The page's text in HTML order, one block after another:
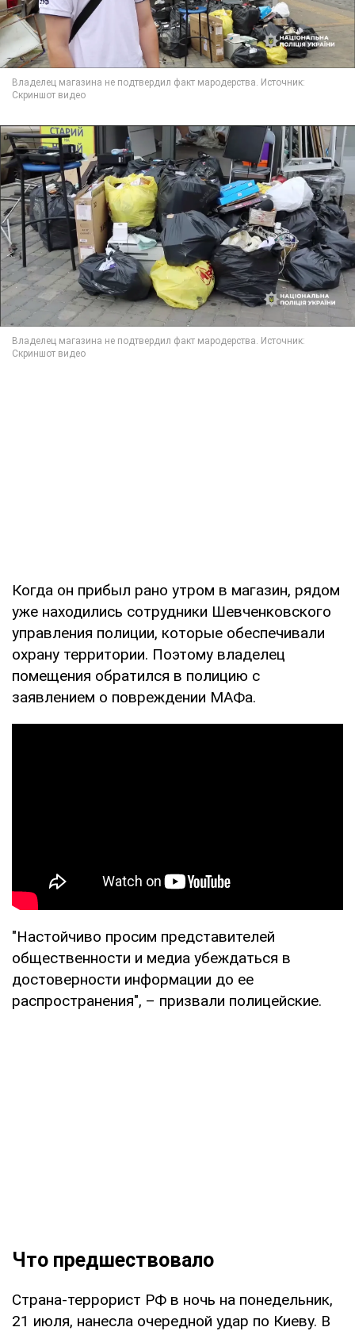
Когда он прибыл рано утром в магазин, рядом
уже находились сотрудники Шевченковского
управления полиции, которые обеспечивали
охрану территории. Поэтому владелец
помещения обратился в полицию с
заявлением о повреждении МАФа.
"Настойчиво просим представителей
общественности и медиа убеждаться в
достоверности информации до ее
распространения", – призвали полицейские.
Что предшествовало
Страна-террорист РФ в ночь на понедельник,
21 июля, нанесла очередной удар по Киеву. В